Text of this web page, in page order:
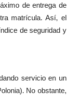
de entrega de
matrícula. Así, el
de seguridad y
servicio en un
No obstante,